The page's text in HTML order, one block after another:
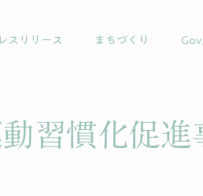
スリリース まちづくり
習慣化促進